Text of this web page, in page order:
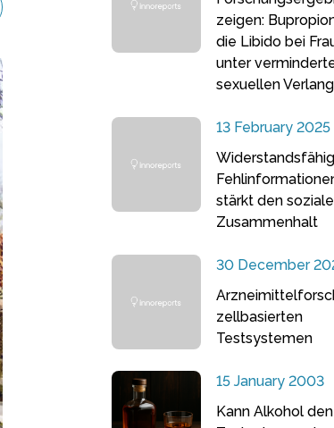
zeigen:
die Libido bei
unter
sexuellen
13 February 2025
stärkt den
Zusammenhalt
30 December
zellbasierten
Testsystemen
15 January 2003
Kann Alkohol den